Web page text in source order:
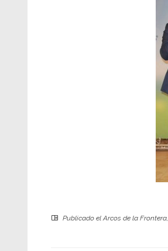
Publicado elArcos de la Frontera,